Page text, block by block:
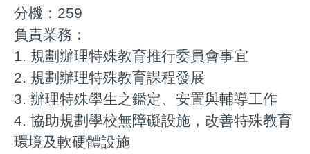
分機：259
負責業務：
1. 規劃辦理特殊教育推行委員會事宜
2. 規劃辦理特殊教育課程發展
3. 辦理特殊學生之鑑定、安置與輔導工作
4. 協助規劃學校無障礙設施，改善特殊教育
環境及軟硬體設施